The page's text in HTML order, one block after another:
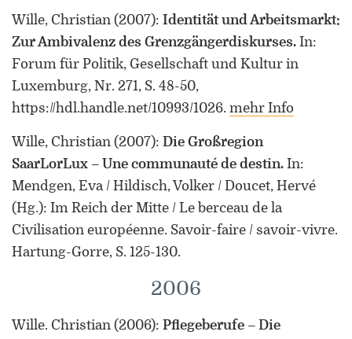
Wille, Christian (2007): Identität und Arbeitsmarkt:
Zur Ambivalenz des Grenzgängerdiskurses. In:
Forum für Politik, Gesellschaft und Kultur in
Luxemburg, Nr. 271, S. 48-50,
https://hdl.handle.net/10993/1026. mehr Info
Wille, Christian (2007): Die Großregion
SaarLorLux – Une communauté de destin. In:
Mendgen, Eva / Hildisch, Volker / Doucet, Hervé
(Hg.): Im Reich der Mitte / Le berceau de la
Civilisation européenne. Savoir-faire / savoir-vivre.
Hartung-Gorre, S. 125-130.
2006
Wille. Christian (2006): Pflegeberufe – Die